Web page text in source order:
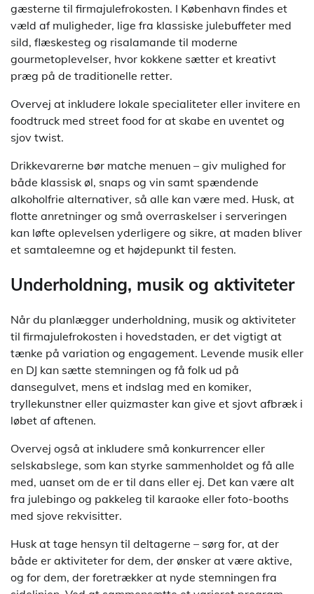
gæsterne til firmajulefrokosten. I København findes et
væld af muligheder, lige fra klassiske julebuffeter med
sild, flæskesteg og risalamande til moderne
gourmetoplevelser, hvor kokkene sætter et kreativt
præg på de traditionelle retter.
Overvej at inkludere lokale specialiteter eller invitere en
foodtruck med street food for at skabe en uventet og
sjov twist.
Drikkevarerne bør matche menuen – giv mulighed for
både klassisk øl, snaps og vin samt spændende
alkoholfrie alternativer, så alle kan være med. Husk, at
flotte anretninger og små overraskelser i serveringen
kan løfte oplevelsen yderligere og sikre, at maden bliver
et samtaleemne og et højdepunkt til festen.
Underholdning, musik og aktiviteter
Når du planlægger underholdning, musik og aktiviteter
til firmajulefrokosten i hovedstaden, er det vigtigt at
tænke på variation og engagement. Levende musik eller
en DJ kan sætte stemningen og få folk ud på
dansegulvet, mens et indslag med en komiker,
tryllekunstner eller quizmaster kan give et sjovt afbræk i
løbet af aftenen.
Overvej også at inkludere små konkurrencer eller
selskabslege, som kan styrke sammenholdet og få alle
med, uanset om de er til dans eller ej. Det kan være alt
fra julebingo og pakkeleg til karaoke eller foto-booths
med sjove rekvisitter.
Husk at tage hensyn til deltagerne – sørg for, at der
både er aktiviteter for dem, der ønsker at være aktive,
og for dem, der foretrækker at nyde stemningen fra